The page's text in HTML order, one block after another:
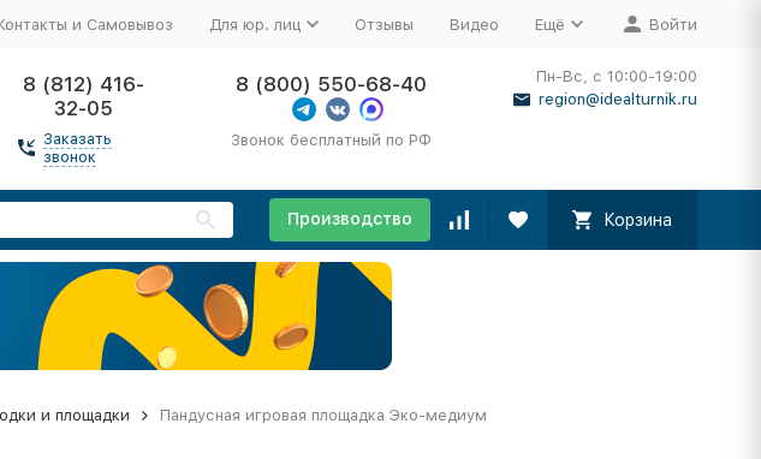
и Самовывоз Для юр. лиц Отзывы Видео Ещё Войти
8 (812) 416-
32-05
Заказать
звонок
8 (800) 550-68-40
Звонок бесплатный по РФ
Пн-Вс, с 10:00-19:00
region@idealturnik.ru
Производство Корзина
и площадки Пандусная игровая площадка Эко-медиум